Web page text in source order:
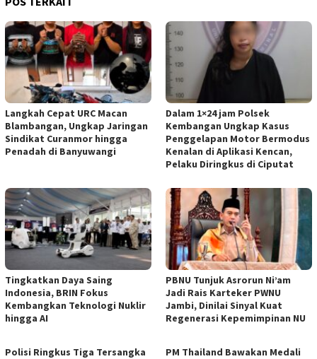
Langkah Cepat URC Macan
Blambangan, Ungkap Jaringan
Sindikat Curanmor hingga
Penadah di Banyuwangi
Dalam 1×24 jam Polsek
Kembangan Ungkap Kasus
Penggelapan Motor Bermodus
Kenalan di Aplikasi Kencan,
Pelaku Diringkus di Ciputat
Tingkatkan Daya Saing
Indonesia, BRIN Fokus
Kembangkan Teknologi Nuklir
hingga AI
PBNU Tunjuk Asrorun Ni’am
Jadi Rais Karteker PWNU
Jambi, Dinilai Sinyal Kuat
Regenerasi Kepemimpinan NU
Polisi Ringkus Tiga Tersangka
PM Thailand Bawakan Medali